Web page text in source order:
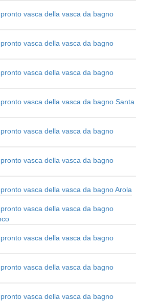
vasca della vasca da bagno
vasca della vasca da bagno
vasca della vasca da bagno
vasca della vasca da bagno Santa
vasca della vasca da bagno
vasca della vasca da bagno
vasca della vasca da bagno Arola
vasca della vasca da bagno
vasca della vasca da bagno
vasca della vasca da bagno
vasca della vasca da bagno